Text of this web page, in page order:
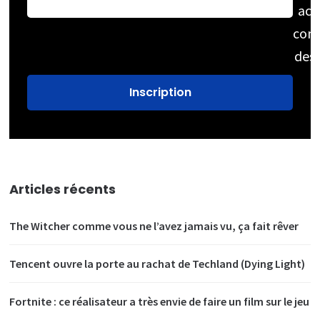
des
Articles récents
The Witcher comme vous ne l’avez jamais vu, ça fait rêver
Tencent ouvre la porte au rachat de Techland (Dying Light)
Fortnite : ce réalisateur a très envie de faire un film sur le jeu